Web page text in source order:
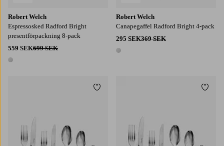
Robert Welch
Espressosked Radford Bright
presentförpackning 8-pack
559 SEK699 SEK
1 färg
Robert Welch
Canapegaffel Radford Bright 4-pack
295 SEK369 SEK
1 färg
Lägg till i favoriter